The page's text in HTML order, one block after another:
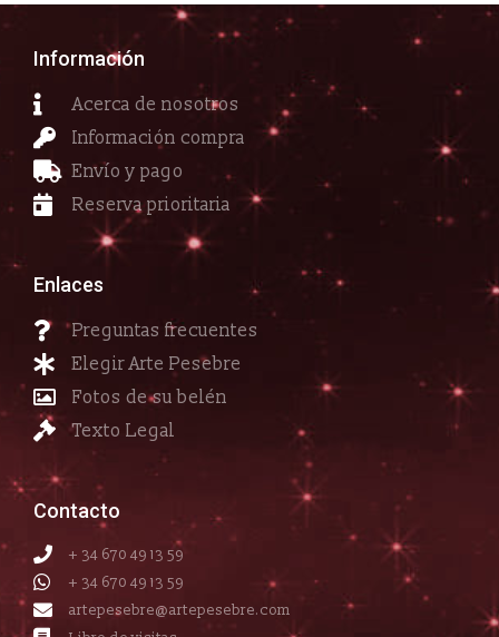
Información
Acerca de nosotros
Información compra
Envío y pago
Reserva prioritaria
Enlaces
Preguntas frecuentes
Elegir Arte Pesebre
Fotos de su belén
Texto Legal
Contacto
+ 34 670 49 13 59
+ 34 670 49 13 59
artepesebre@artepesebre.com